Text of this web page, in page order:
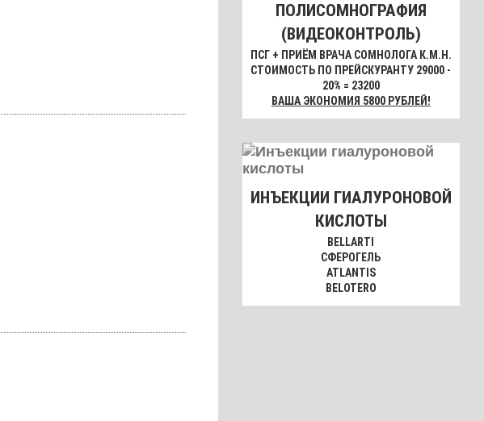
ПОЛИСОМНОГРАФИЯ
(ВИДЕОКОНТРОЛЬ)
ПСГ + ПРИЁМ ВРАЧА СОМНОЛОГА К.М.Н.
СТОИМОСТЬ ПО ПРЕЙСКУРАНТУ 29000 -
20% = 23200
ВАША ЭКОНОМИЯ 5800 РУБЛЕЙ!
ИНЪЕКЦИИ ГИАЛУРОНОВОЙ
КИСЛОТЫ
BELLARTI
СФЕРОГЕЛЬ
ATLANTIS
BELOTERO